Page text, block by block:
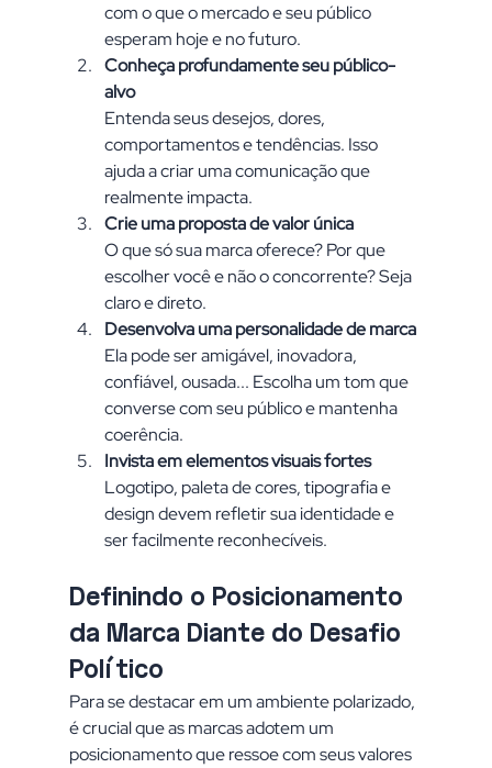
com o que o mercado e seu público
esperam hoje e no futuro.
Conheça profundamente seu público-
alvo
Entenda seus desejos, dores,
comportamentos e tendências. Isso
ajuda a criar uma comunicação que
realmente impacta.
Crie uma proposta de valor única
O que só sua marca oferece? Por que
escolher você e não o concorrente? Seja
claro e direto.
Desenvolva uma personalidade de marca
Ela pode ser amigável, inovadora,
confiável, ousada... Escolha um tom que
converse com seu público e mantenha
coerência.
Invista em elementos visuais fortes
Logotipo, paleta de cores, tipografia e
design devem refletir sua identidade e
ser facilmente reconhecíveis.
Definindo o Posicionamento
da Marca Diante do Desafio
Político
Para se destacar em um ambiente polarizado,
é crucial que as marcas adotem um
posicionamento que ressoe com seus valores